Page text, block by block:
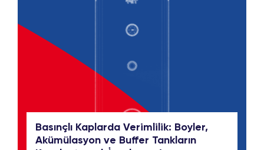
Basınçlı Kaplarda Verimlilik: Boyler,
Akümülasyon ve Buffer Tankların